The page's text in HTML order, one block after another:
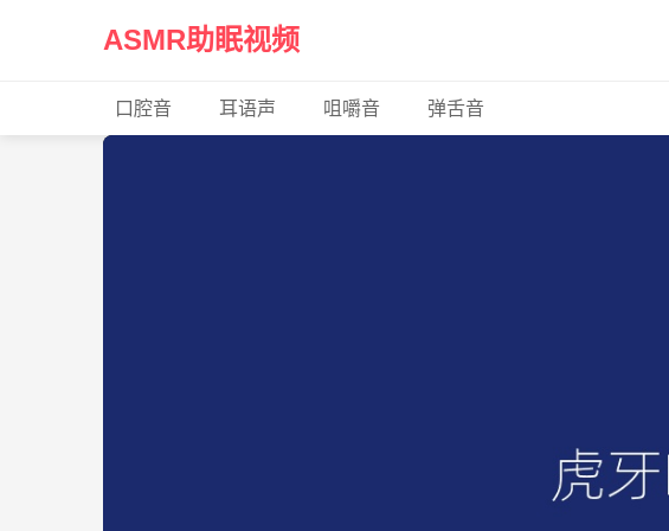
ASMR助眠视频
口腔音 耳语声 咀嚼音 弹舌音